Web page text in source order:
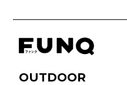
OUTDOOR